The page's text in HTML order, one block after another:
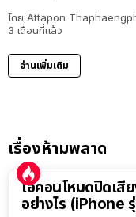
โดย Attapon
3 เดือนที่แล้ว
อ่านเพิ่มเติม
เรื่องห้ามพลาด
ไอคอนโหมดปิดเสี
อย่างไร (iPhone